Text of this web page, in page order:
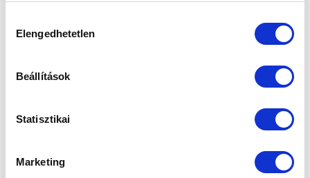
kiválasztása
Elengedhetetlen
Beállítások
Statisztikai
Marketing